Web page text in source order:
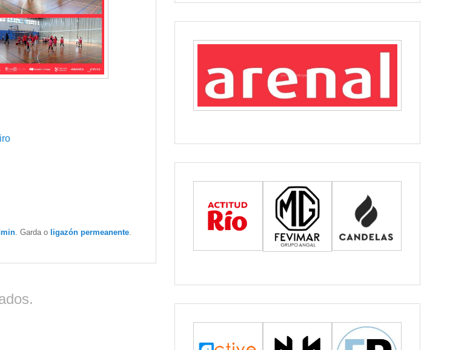
. Garda o ligazón permeanente.